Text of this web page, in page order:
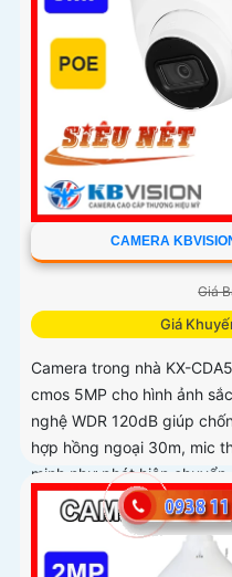
CAMERA
Giá
Giá
Camera trong nhà KX-
cmos 5MP cho hình ảnh
nghệ WDR 120dB giúp
hợp hồng ngoại 30m, mic
minh như phát hiện